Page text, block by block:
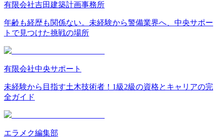
有限会社吉田建築計画事務所
年齢も経歴も関係ない。未経験から警備業界へ、中央サポー
トで見つけた挑戦の場所
有限会社中央サポート
未経験から目指す土木技術者！1級2級の資格とキャリアの完
全ガイド
エラメク編集部